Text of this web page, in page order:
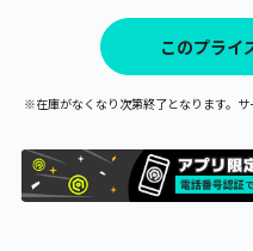
このプライ
※在庫がなくなり次第終了となります。